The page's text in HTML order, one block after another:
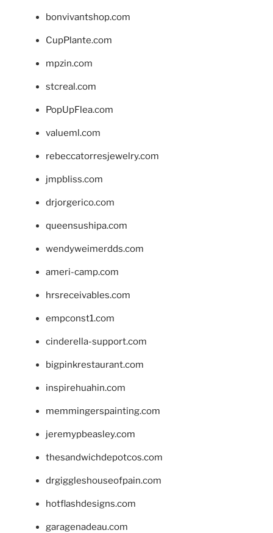
bonvivantshop.com
CupPlante.com
mpzin.com
stcreal.com
PopUpFlea.com
valueml.com
rebeccatorresjewelry.com
jmpbliss.com
drjorgerico.com
queensushipa.com
wendyweimerdds.com
ameri-camp.com
hrsreceivables.com
empconst1.com
cinderella-support.com
bigpinkrestaurant.com
inspirehuahin.com
memmingerspainting.com
jeremypbeasley.com
thesandwichdepotcos.com
drgiggleshouseofpain.com
hotflashdesigns.com
garagenadeau.com